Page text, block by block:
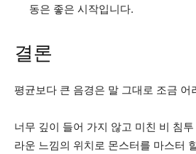
동은 좋은 시작입니다.
결론
평균보다 큰 음경은 말 그대로 조금 어
너무 깊이 들어 가지 않고 미친 비 침
라운 느낌의 위치로 몬스터를 마스터